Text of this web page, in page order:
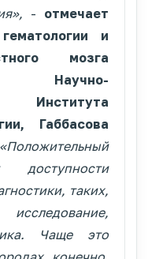
- отмечает
и
мозга
Института
Габбасова
таких,
Чаще это